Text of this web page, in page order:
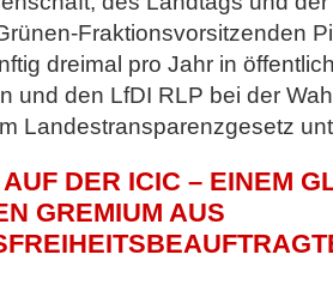
Fraktionsvorsitzenden
dreimal pro Jahr in
und den LfDI RLP bei der
Landestransparenzgesetz
DER ICIC – EINEM
GREMIUM AUS